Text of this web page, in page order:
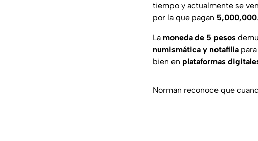
tiempo y actualmente se
por la que pagan 5,000,000.
La moneda de 5 pesos
numismática y notafilia
bien en plataformas
Norman reconoce que